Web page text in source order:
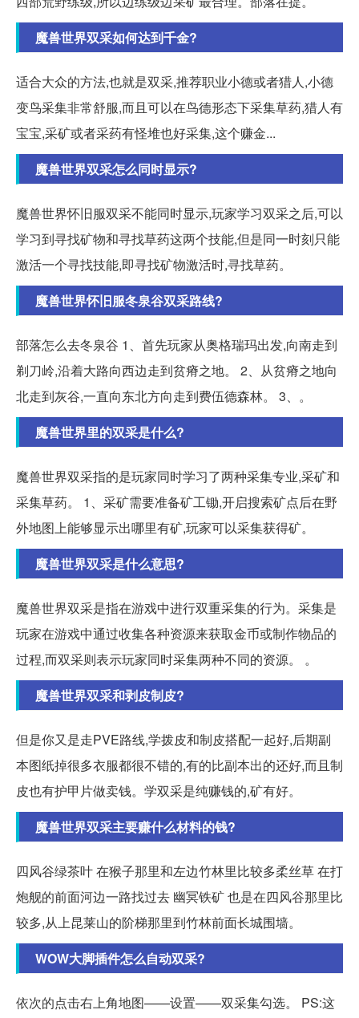
魔兽世界双采如何达到千金?
适合大众的方法,也就是双采,推荐职业小德或者猎人,小德
变鸟采集非常舒服,而且可以在鸟德形态下采集草药,猎人有
宝宝,采矿或者采药有怪堆也好采集,这个赚金...
魔兽世界双采怎么同时显示?
魔兽世界怀旧服双采不能同时显示,玩家学习双采之后,可以
学习到寻找矿物和寻找草药这两个技能,但是同一时刻只能
激活一个寻找技能,即寻找矿物激活时,寻找草药。
魔兽世界怀旧服冬泉谷双采路线?
部落怎么去冬泉谷 1、首先玩家从奥格瑞玛出发,向南走到
剃刀岭,沿着大路向西边走到贫瘠之地。 2、从贫瘠之地向
北走到灰谷,一直向东北方向走到费伍德森林。 3、。
魔兽世界里的双采是什么?
魔兽世界双采指的是玩家同时学习了两种采集专业,采矿和
采集草药。 1、采矿需要准备矿工锄,开启搜索矿点后在野
外地图上能够显示出哪里有矿,玩家可以采集获得矿。
魔兽世界双采是什么意思?
魔兽世界双采是指在游戏中进行双重采集的行为。采集是
玩家在游戏中通过收集各种资源来获取金币或制作物品的
过程,而双采则表示玩家同时采集两种不同的资源。 。
魔兽世界双采和剥皮制皮?
但是你又是走PVE路线,学拨皮和制皮搭配一起好,后期副
本图纸掉很多衣服都很不错的,有的比副本出的还好,而且制
皮也有护甲片做卖钱。学双采是纯赚钱的,矿有好。
魔兽世界双采主要赚什么材料的钱?
四风谷绿茶叶 在猴子那里和左边竹林里比较多柔丝草 在打
炮舰的前面河边一路找过去 幽冥铁矿 也是在四风谷那里比
较多,从上昆莱山的阶梯那里到竹林前面长城围墙。
WOW大脚插件怎么自动双采?
依次的点击右上角地图——设置——双采集勾选。 PS:这